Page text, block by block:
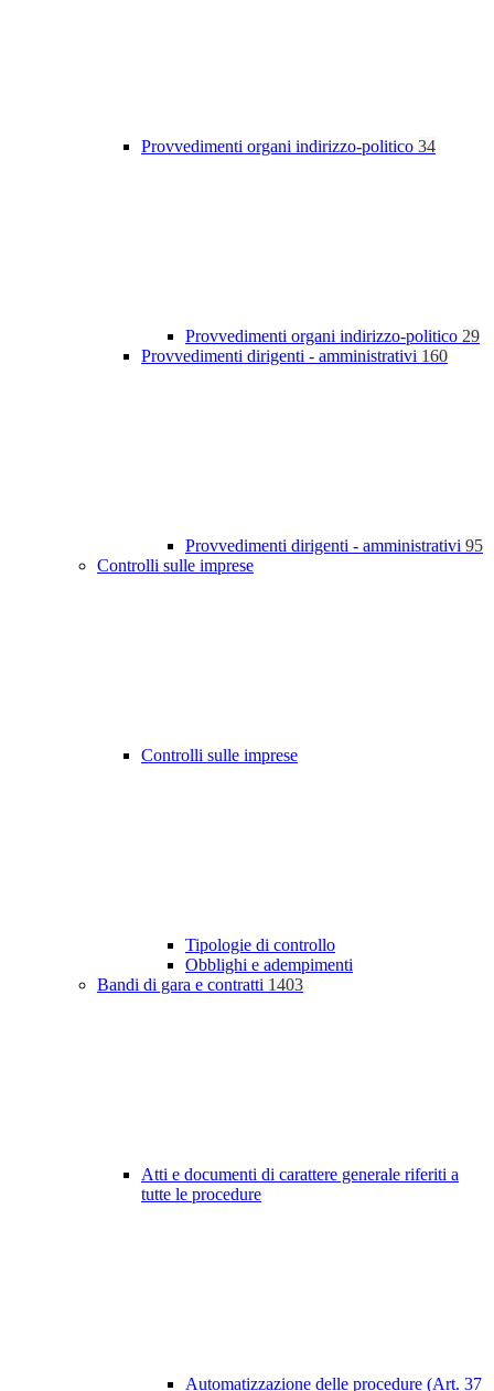
Provvedimenti organi indirizzo-politico 34
Provvedimenti organi indirizzo-politico 29
Provvedimenti dirigenti - amministrativi 160
Provvedimenti dirigenti - amministrativi 95
Controlli sulle imprese
Controlli sulle imprese
Tipologie di controllo
Obblighi e adempimenti
Bandi di gara e contratti 1403
Atti e documenti di carattere generale riferiti a
tutte le procedure
Automatizzazione delle procedure (Art. 37